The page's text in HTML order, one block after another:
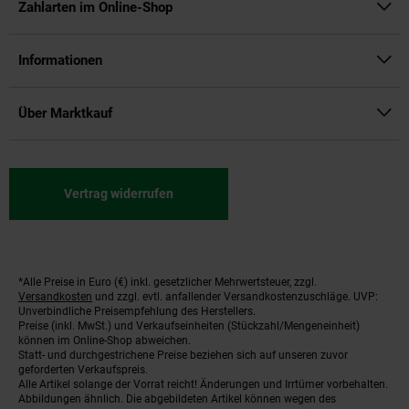
Zahlarten im Online-Shop
Informationen
Über Marktkauf
Vertrag widerrufen
Fußnoten
*Alle Preise in Euro (€) inkl. gesetzlicher Mehrwertsteuer, zzgl.
Versandkosten und zzgl. evtl. anfallender Versandkostenzuschläge. UVP:
Unverbindliche Preisempfehlung des Herstellers.
Preise (inkl. MwSt.) und Verkaufseinheiten (Stückzahl/Mengeneinheit)
können im Online-Shop abweichen.
Statt- und durchgestrichene Preise beziehen sich auf unseren zuvor
geforderten Verkaufspreis.
Alle Artikel solange der Vorrat reicht! Änderungen und Irrtümer vorbehalten.
Abbildungen ähnlich. Die abgebildeten Artikel können wegen des